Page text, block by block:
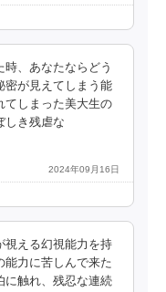
、あなたならどう
密が見えてしまう能
てしまった美大生の
しき残虐な
2024年09月16日
視える幻視能力を持
能力に苦しんで来た
に触れ、残忍な連続